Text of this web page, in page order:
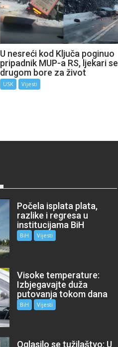
U nesreći kod Ključa poginuo
pripadnik MUP-a RS, ljekari se
drugom bore za život
USK Vijesti
Počela isplata plata,
razlike i regresa u
institucijama BiH
BiH Vijesti
Visoke temperature:
Izbjegavajte duža
putovanja tokom dana
BiH Vijesti
Oglasilo se tužilaštvo: U